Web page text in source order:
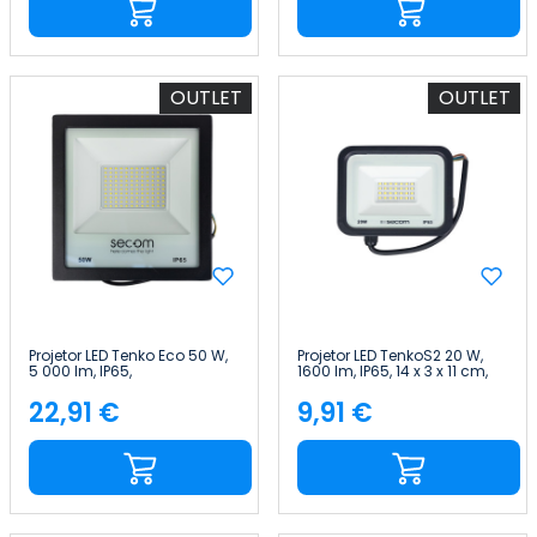
OUTLET
Projetor LED Tenko Eco 50 W,
5 000 lm, IP65,
h, SECOM
Preço
22,91 €
OUTLET
Projetor LED TenkoS2 20 W,
1600 lm, IP65, 14 x 3 x 11 cm,
SECOM
Preço
9,91 €